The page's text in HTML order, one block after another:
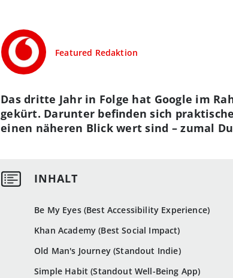
Featured Redaktion
Be My Eyes (Best Accessibility Experience)
Khan Academy (Best Social Impact)
Old Man's Journey (Standout Indie)
Simple Habit (Standout Well-Being App)
Das dritte Jahr in Folge hat Google im
gekürt. Darunter befinden sich
einen näheren Blick wert sind – zumal